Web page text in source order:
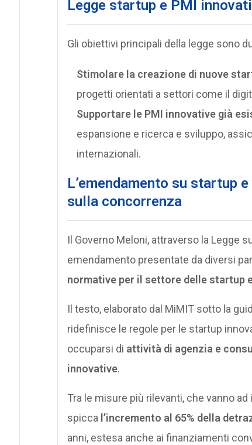
Legge startup e PMI
Gli obiettivi principali della legge sono
Stimolare la creazione di nuove
progetti orientati a settori come il
Supportare le PMI innovative già
espansione e ricerca e sviluppo,
internazionali.
L’emendamento su startup
sulla concorrenza
Il Governo Meloni, attraverso la Legge
emendamento presentate da diversi
normative per il settore delle startup
Il testo, elaborato dal MiMIT sotto la
ridefinisce le regole per le startup
occuparsi di attività di agenzia e
innovative.
Tra le misure più rilevanti, che vanno
spicca l’incremento al 65% della
anni, estesa anche ai finanziamenti